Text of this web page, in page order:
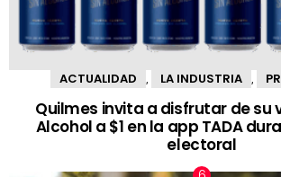
ACTUALIDAD LA INDUSTRIA
Quilmes invita a disfrutar de su
Alcohol a $1 en la app TADA
electoral